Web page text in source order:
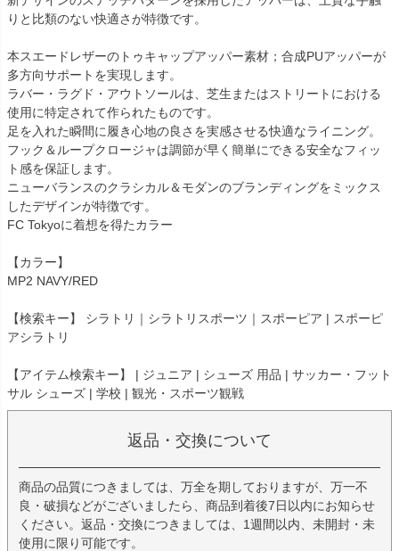
りと比類のない快適さが特徴です。
本スエードレザーのトゥキャップアッパー素材；合成PUアッパーが
多方向サポートを実現します。
ラバー・ラグド・アウトソールは、芝生またはストリートにおける
使用に特定されて作られたものです。
足を入れた瞬間に履き心地の良さを実感させる快適なライニング。
フック＆ループクロージャは調節が早く簡単にできる安全なフィッ
ト感を保証します。
ニューバランスのクラシカル＆モダンのブランディングをミックス
したデザインが特徴です。
FC Tokyoに着想を得たカラー
【カラー】
MP2 NAVY/RED
【検索キー】 シラトリ｜シラトリスポーツ｜スポーピア | スポーピ
アシラトリ
【アイテム検索キー】 | ジュニア | シューズ 用品 | サッカー・フット
サル シューズ | 学校 | 観光・スポーツ観戦
返品・交換について
商品の品質につきましては、万全を期しておりますが、万一不
良・破損などがございましたら、商品到着後7日以内にお知らせ
ください。返品・交換につきましては、1週間以内、未開封・未
使用に限り可能です。